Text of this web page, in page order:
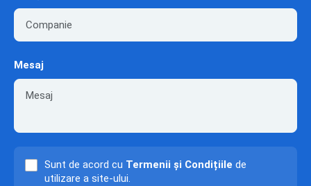
Mesaj
Sunt de acord cu Termenii și Condițiile de
utilizare a site-ului.